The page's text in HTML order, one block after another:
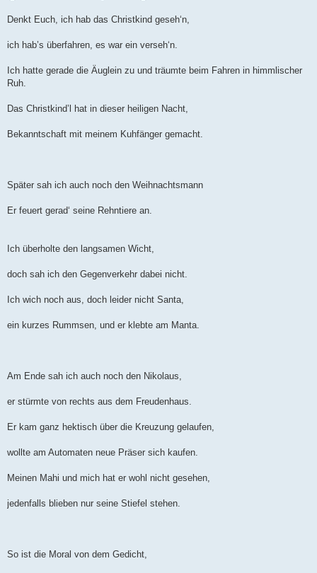
Denkt Euch, ich hab das Christkind geseh‘n,
ich hab’s überfahren, es war ein verseh‘n.
Ich hatte gerade die Äuglein zu und träumte beim Fahren in himmlischer
Ruh.
Das Christkind’l hat in dieser heiligen Nacht,
Bekanntschaft mit meinem Kuhfänger gemacht.
Später sah ich auch noch den Weihnachtsmann
Er feuert gerad‘ seine Rehntiere an.
Ich überholte den langsamen Wicht,
doch sah ich den Gegenverkehr dabei nicht.
Ich wich noch aus, doch leider nicht Santa,
ein kurzes Rummsen, und er klebte am Manta.
Am Ende sah ich auch noch den Nikolaus,
er stürmte von rechts aus dem Freudenhaus.
Er kam ganz hektisch über die Kreuzung gelaufen,
wollte am Automaten neue Präser sich kaufen.
Meinen Mahi und mich hat er wohl nicht gesehen,
jedenfalls blieben nur seine Stiefel stehen.
So ist die Moral von dem Gedicht,